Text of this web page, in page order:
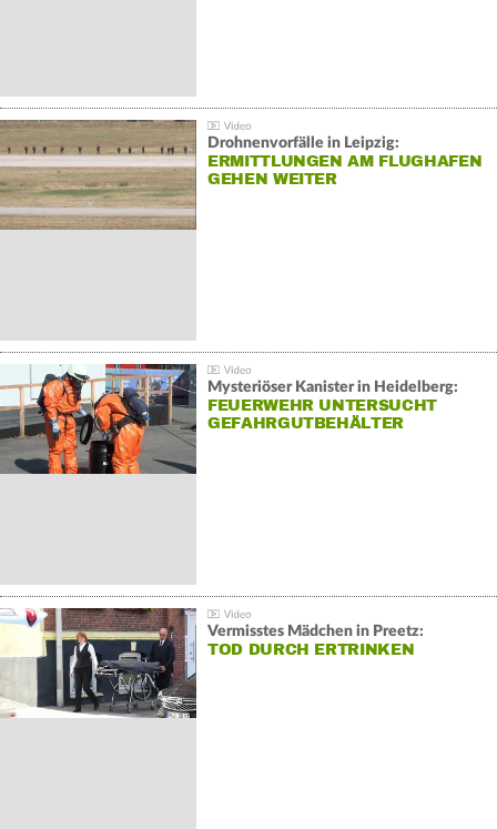
Drohnenvorfälle in Leipzig:
ERMITTLUNGEN AM FLUGHAFEN
GEHEN WEITER
Mysteriöser Kanister in Heidelberg:
FEUERWEHR UNTERSUCHT
GEFAHRGUTBEHÄLTER
Vermisstes Mädchen in Preetz:
TOD DURCH ERTRINKEN